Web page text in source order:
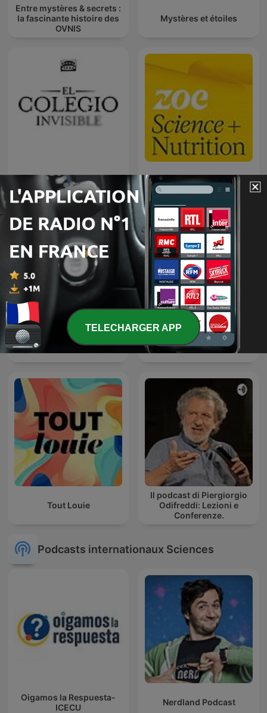
Entre mystères & secrets :
la fascinante histoire des
OVNIS
Mystères et étoiles
El colegio invisible ZOE Science & Nutrition
Voyage dans l'espace Espacio en blanco
Tout Louie
Il podcast di Piergiorgio
Odifreddi: Lezioni e
Conferenze.
Podcasts internationaux Sciences
Oigamos la Respuesta-
ICECU
Nerdland Podcast
TELECHARGER APP